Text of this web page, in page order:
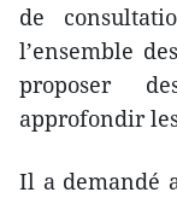
de
l’ensemble
proposer
approfondir
Il a demandé